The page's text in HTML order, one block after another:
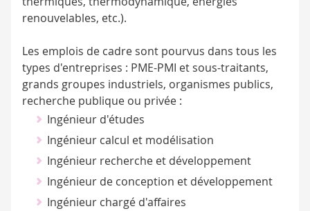
renouvelables, etc.).
Les emplois de cadre sont pourvus dans tous les
types d'entreprises : PME-PMI et sous-traitants,
grands groupes industriels, organismes publics,
recherche publique ou privée :
Ingénieur d'études
Ingénieur calcul et modélisation
Ingénieur recherche et développement
Ingénieur de conception et développement
Ingénieur chargé d'affaires